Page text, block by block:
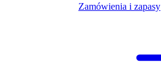
Zamówienia i zapasy